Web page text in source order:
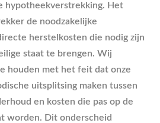
hypotheekverstrekking. Het
de noodzakelijke
herstelkosten die nodig zijn
staat te brengen. Wij
houden met het feit dat onze
uitsplitsing maken tussen
en kosten die pas op de
worden. Dit onderscheid